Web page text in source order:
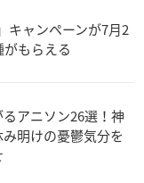
キャンペーンが7月2
もらえる
アニソン26選！神
明けの憂鬱気分を